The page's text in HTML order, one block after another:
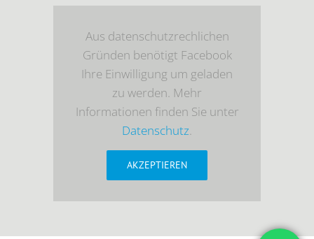
Aus datenschutzrechlichen
Gründen benötigt Facebook
Ihre Einwilligung um geladen
zu werden. Mehr
Informationen finden Sie unter
Datenschutz.
AKZEPTIEREN